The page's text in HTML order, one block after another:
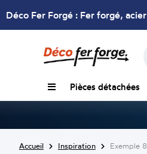
Déco Fer Forgé : Fer forgé,
Pièces détachées
Accueil Inspiration Exemple